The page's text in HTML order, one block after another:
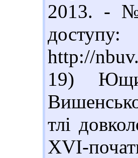
2013. -
доступу:
http://
19)
тлі
XVІ-